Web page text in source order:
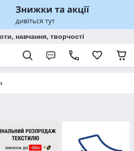
навчання, творчості